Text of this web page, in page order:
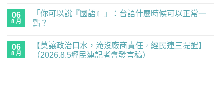
要
世
代
抓
人
仁」，
言
06
8 月
「你可以說『國語』」：台語什麼時候可以正常一
點？
06
8 月
【莫讓政治口水，淹沒廠商責任，經民連三提醒】
（2026.8.5經民連記者會發言稿）